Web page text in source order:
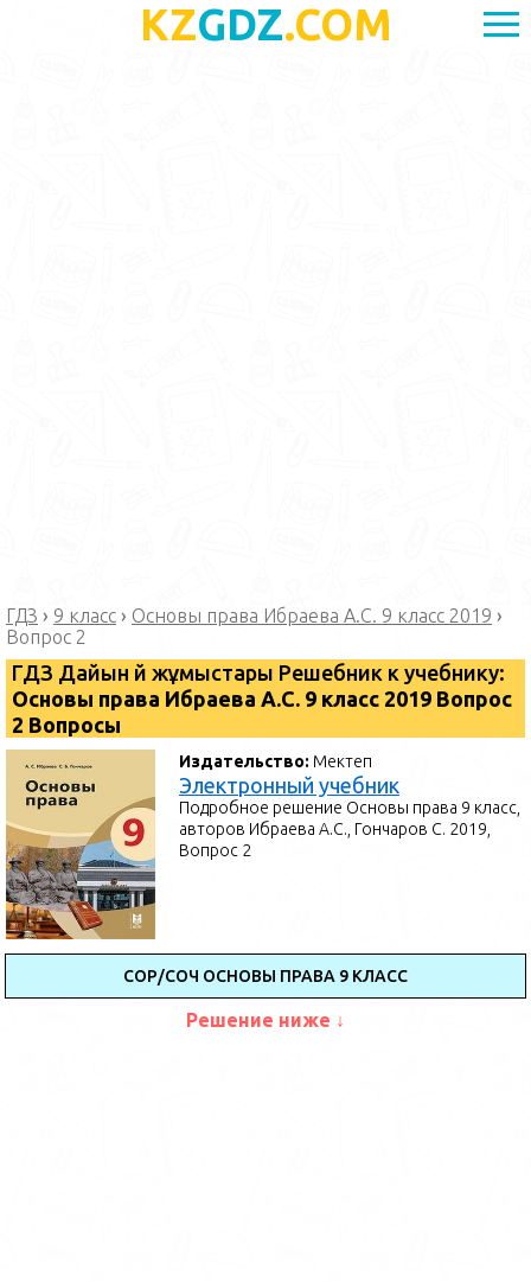
KZGDZ.COM
ГДЗ › 9 класс › Основы права Ибраева А.С. 9 класс 2019 ›
Вопрос 2
ГДЗ Дайын үй жұмыстары Решебник к учебнику:
Основы права Ибраева А.С. 9 класс 2019 Вопрос
2 Вопросы
Издательство: Мектеп
Электронный учебник
Подробное решение Основы права 9 класс,
авторов Ибраева А.С., Гончаров С. 2019,
Вопрос 2
СОР/СОЧ ОСНОВЫ ПРАВА 9 КЛАСС
Решение ниже ↓